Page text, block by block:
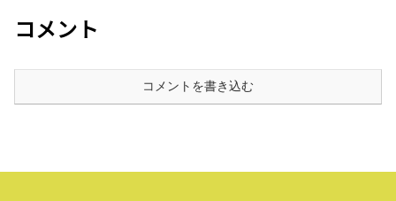
コメント
コメントを書き込む